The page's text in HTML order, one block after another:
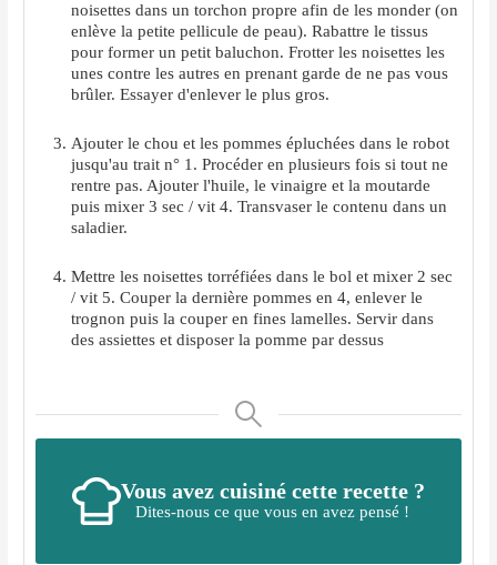
noisettes dans un torchon propre afin de les monder (on
enlève la petite pellicule de peau). Rabattre le tissus
pour former un petit baluchon. Frotter les noisettes les
unes contre les autres en prenant garde de ne pas vous
brûler. Essayer d'enlever le plus gros.
Ajouter le chou et les pommes épluchées dans le robot
jusqu'au trait n° 1. Procéder en plusieurs fois si tout ne
rentre pas. Ajouter l'huile, le vinaigre et la moutarde
puis mixer 3 sec / vit 4. Transvaser le contenu dans un
saladier.
Mettre les noisettes torréfiées dans le bol et mixer 2 sec
/ vit 5. Couper la dernière pommes en 4, enlever le
trognon puis la couper en fines lamelles. Servir dans
des assiettes et disposer la pomme par dessus
Vous avez cuisiné cette recette ?
Dites-nous ce que vous en avez pensé !